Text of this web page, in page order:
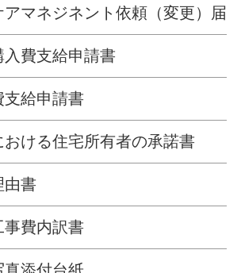
マネジネント依頼（変更）届
費支給申請書
給申請書
ける住宅所有者の承諾書
書
費内訳書